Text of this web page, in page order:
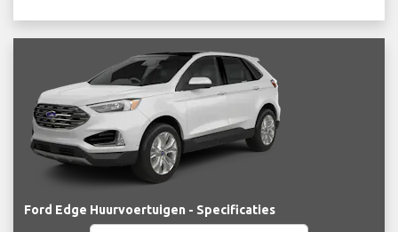
Ford Edge Huurvoertuigen - Specificaties